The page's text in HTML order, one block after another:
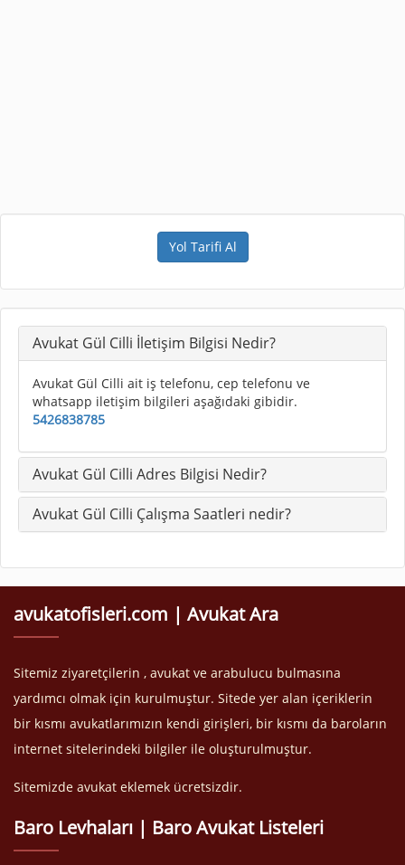
Yol Tarifi Al
Avukat Gül Cilli İletişim Bilgisi Nedir?
Avukat Gül Cilli ait iş telefonu, cep telefonu ve
whatsapp iletişim bilgileri aşağıdaki gibidir.
5426838785
Avukat Gül Cilli Adres Bilgisi Nedir?
Avukat Gül Cilli Çalışma Saatleri nedir?
avukatofisleri.com | Avukat Ara
Sitemiz ziyaretçilerin , avukat ve arabulucu bulmasına
yardımcı olmak için kurulmuştur. Sitede yer alan içeriklerin
bir kısmı avukatlarımızın kendi girişleri, bir kısmı da baroların
internet sitelerindeki bilgiler ile oluşturulmuştur.
Sitemizde avukat eklemek ücretsizdir.
Baro Levhaları | Baro Avukat Listeleri